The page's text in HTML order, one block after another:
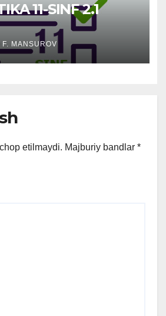
11-SINF 2.1
F. MANSUROV
etilmaydi. Majburiy bandlar *